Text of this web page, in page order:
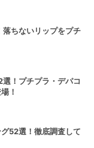
ちないリップをプチ
！プチプラ・デパコ
！
52選！徹底調査して